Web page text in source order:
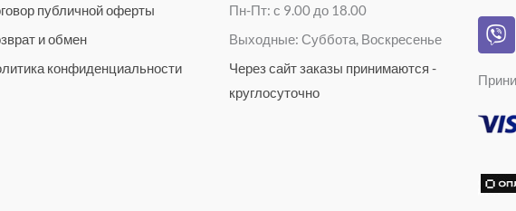
публичной оферты
и обмен
конфиденциальности
Пн-Пт: с 9.00 до 18.00
Выходные: Суббота, Воскресенье
Через сайт заказы принимаются -
круглосуточно
r
a
m
a
s
s
i
k
V
i
e